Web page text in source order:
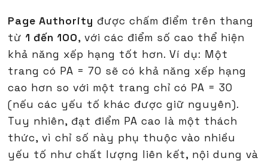
Page Authority được chấm điểm trên thang
từ 1 đến 100, với các điểm số cao thể hiện
khả năng xếp hạng tốt hơn. Ví dụ: Một
trang có PA = 70 sẽ có khả năng xếp hạng
cao hơn so với một trang chỉ có PA = 30
(nếu các yếu tố khác được giữ nguyên).
Tuy nhiên, đạt điểm PA cao là một thách
thức, vì chỉ số này phụ thuộc vào nhiều
yếu tố như chất lượng liên kết, nội dung và